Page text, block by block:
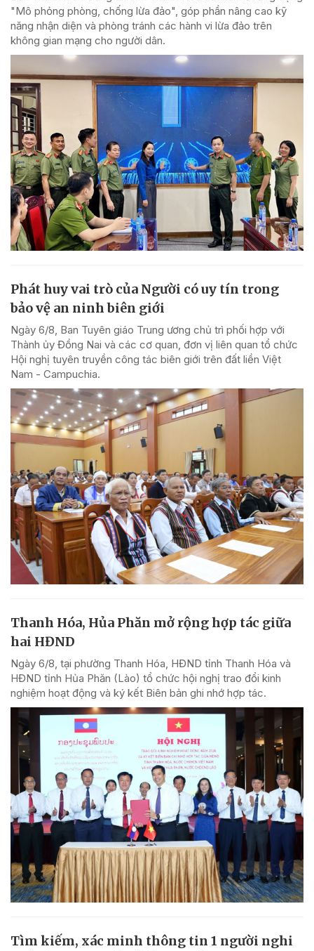
"Mô phỏng phòng, chống lừa đảo", góp phần nâng cao kỹ
năng nhận diện và phòng tránh các hành vi lừa đảo trên
không gian mạng cho người dân.
Phát huy vai trò của Người có uy tín trong
bảo vệ an ninh biên giới
Ngày 6/8, Ban Tuyên giáo Trung ương chủ trì phối hợp với
Thành ủy Đồng Nai và các cơ quan, đơn vị liên quan tổ chức
Hội nghị tuyên truyền công tác biên giới trên đất liền Việt
Nam - Campuchia.
Thanh Hóa, Hủa Phăn mở rộng hợp tác giữa
hai HĐND
Ngày 6/8, tại phường Thanh Hóa, HĐND tỉnh Thanh Hóa và
HĐND tỉnh Hủa Phăn (Lào) tổ chức hội nghị trao đổi kinh
nghiệm hoạt động và ký kết Biên bản ghi nhớ hợp tác.
Tìm kiếm, xác minh thông tin 1 người nghi